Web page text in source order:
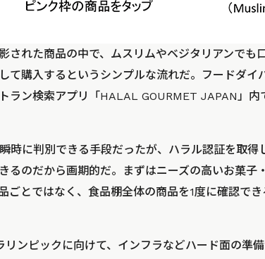
された商品の中で、ムスリムやベジタリアンでも
て購入するというシンプルな流れだ。フードダイ
ラン検索アプリ「HALAL GOURMET JAPAN」内
時に判別できる手段だったが、ハラル認証を取得
るのだから画期的だ。まずはニーズの高いお菓子
ごとではなく、食品棚全体の商品を1度に確認で
ンピックに向けて、インフラなどハード面の準